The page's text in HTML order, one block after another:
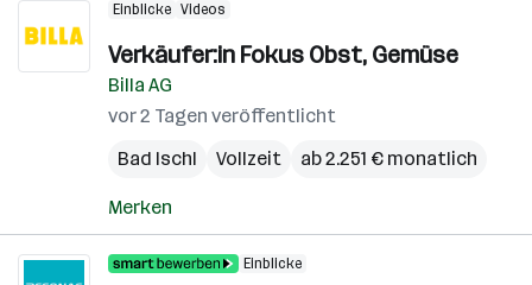
Einblicke Videos
Verkäufer:in Fokus Obst, Gemüse
Billa AG
vor 2 Tagen veröffentlicht
Bad Ischl
Vollzeit ab 2.251 € monatlich
Merken
Einblicke